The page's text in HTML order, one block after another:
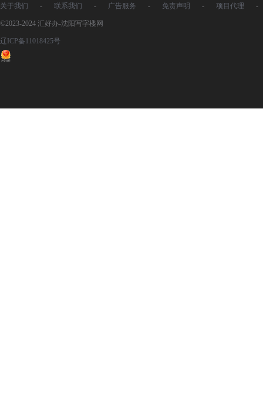
关于我们 - 联系我们 - 广告服务 - 免责声明 - 项目代理 -
©2023-2024 汇好办-沈阳写字楼网
辽ICP备11018425号